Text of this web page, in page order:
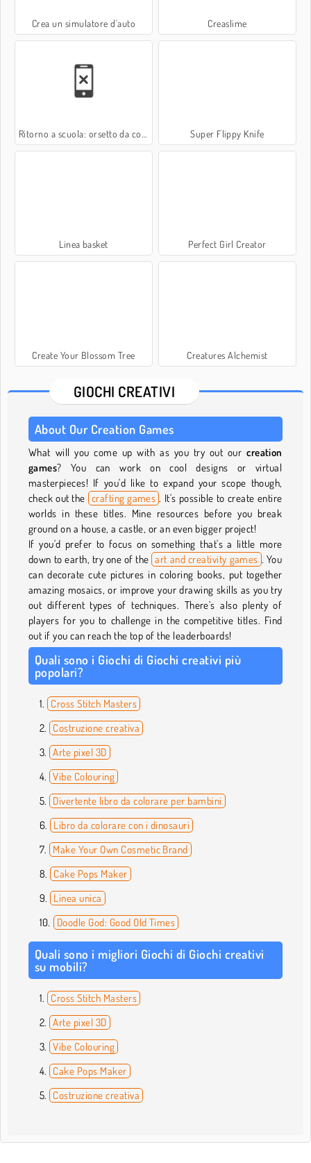
Crea un simulatore d'auto Creaslime
Ritorno a scuola: orsetto da colorare Super Flippy Knife
Linea basket Perfect Girl Creator
Create Your Blossom Tree Creatures Alchemist
GIOCHI CREATIVI
About Our Creation Games
What will you come up with as you try out ourcreation
games? You can work on cool designs or virtual
masterpieces! If you'd like to expand your scope though,
check out the crafting games . It's possible to create entire
worlds in these titles. Mine resources before you break
ground on a house, a castle, or an even bigger project!
If you'd prefer to focus on something that's a little more
down to earth, try one of the art and creativity games . You
can decorate cute pictures in coloring books, put together
amazing mosaics, or improve your drawing skills as you try
out different types of techniques. There’s also plenty of
players for you to challenge in the competitive titles. Find
out if you can reach the top of the leaderboards!
Quali sono i Giochi di Giochi creativi più
popolari?
Cross Stitch Masters
Costruzione creativa
Arte pixel 3D
Vibe Colouring
Divertente libro da colorare per bambini
Libro da colorare con i dinosauri
Make Your Own Cosmetic Brand
Cake Pops Maker
Linea unica
Doodle God: Good Old Times
Quali sono i migliori Giochi di Giochi creativi
su mobili?
Cross Stitch Masters
Arte pixel 3D
Vibe Colouring
Cake Pops Maker
Costruzione creativa